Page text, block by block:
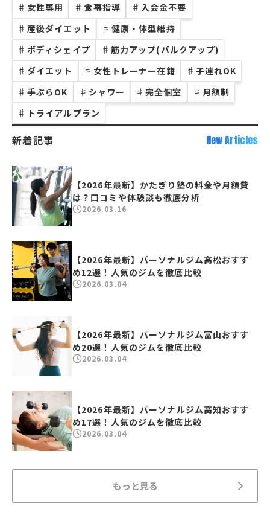
♯ 女性専用 ♯ 食事指導 ♯ 入会金不要
♯ 産後ダイエット ♯ 健康・体型維持
♯ ボディシェイプ ♯ 筋力アップ(バルクアップ)
♯ ダイエット ♯ 女性トレーナー在籍 ♯ 子連れOK
♯ 手ぶらOK ♯ シャワー ♯ 完全個室 ♯ 月額制
♯ トライアルプラン
新着記事 New Articles
【2026年最新】かたぎり塾の料金や月額費
は？口コミや体験談も徹底分析
2026.03.16
【2026年最新】パーソナルジム高松おすす
め12選！人気のジムを徹底比較
2026.03.04
【2026年最新】パーソナルジム富山おすす
め20選！人気のジムを徹底比較
2026.03.04
【2026年最新】パーソナルジム高知おすす
め17選！人気のジムを徹底比較
2026.03.04
もっと見る